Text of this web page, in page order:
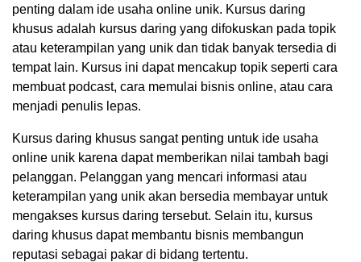
penting dalam ide usaha online unik. Kursus daring
khusus adalah kursus daring yang difokuskan pada topik
atau keterampilan yang unik dan tidak banyak tersedia di
tempat lain. Kursus ini dapat mencakup topik seperti cara
membuat podcast, cara memulai bisnis online, atau cara
menjadi penulis lepas.
Kursus daring khusus sangat penting untuk ide usaha
online unik karena dapat memberikan nilai tambah bagi
pelanggan. Pelanggan yang mencari informasi atau
keterampilan yang unik akan bersedia membayar untuk
mengakses kursus daring tersebut. Selain itu, kursus
daring khusus dapat membantu bisnis membangun
reputasi sebagai pakar di bidang tertentu.